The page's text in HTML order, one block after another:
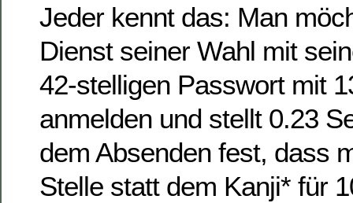
Jeder kennt das: Man
Dienst seiner Wahl mit
42-stelligen Passwort mit
anmelden und stellt 0.23
dem Absenden fest, dass
Stelle statt dem Kanji* für